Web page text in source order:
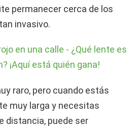
permanecer cerca de los
invasivo.
raro, pero cuando estás
muy larga y necesitas
distancia, puede ser